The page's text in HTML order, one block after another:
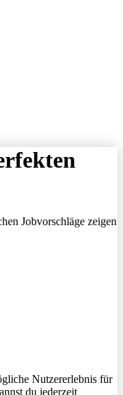
Jobvorschläge zeigen
Nutzererlebnis für
du jederzeit